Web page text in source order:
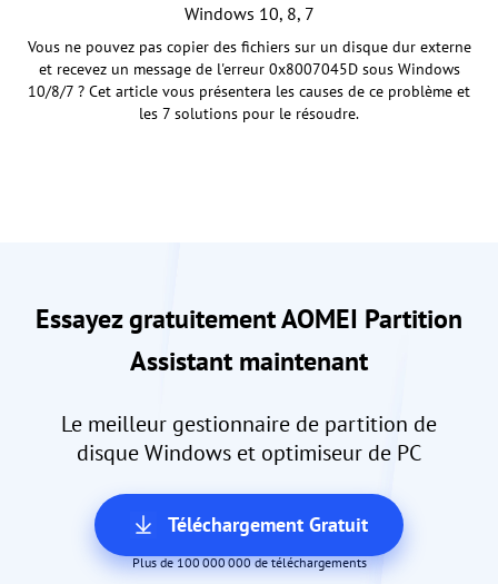
Windows 10, 8, 7
Vous ne pouvez pas copier des fichiers sur un disque dur externe
et recevez un message de l'erreur 0x8007045D sous Windows
10/8/7 ? Cet article vous présentera les causes de ce problème et
les 7 solutions pour le résoudre.
Essayez gratuitement AOMEI Partition
Assistant maintenant
Le meilleur gestionnaire de partition de
disque Windows et optimiseur de PC
Téléchargement Gratuit
Plus de 100 000 000 de téléchargements